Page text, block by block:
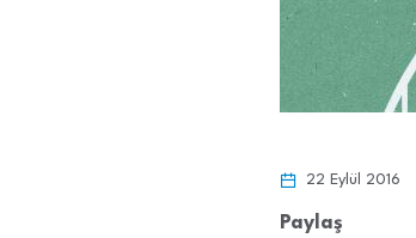
22 Eylül 2016
Paylaş